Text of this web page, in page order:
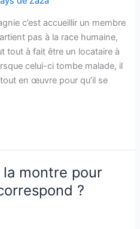
c’est accueillir un membre
pas à la race humaine,
tout à fait être un locataire à
celui-ci tombe malade, il
en œuvre pour qu’il se
montre pour
?